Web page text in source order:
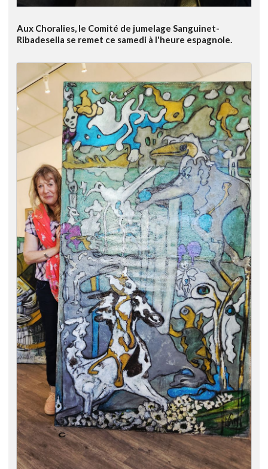
Aux Choralies, le Comité de jumelage Sanguinet-
Ribadesella se remet ce samedi à l'heure espagnole.